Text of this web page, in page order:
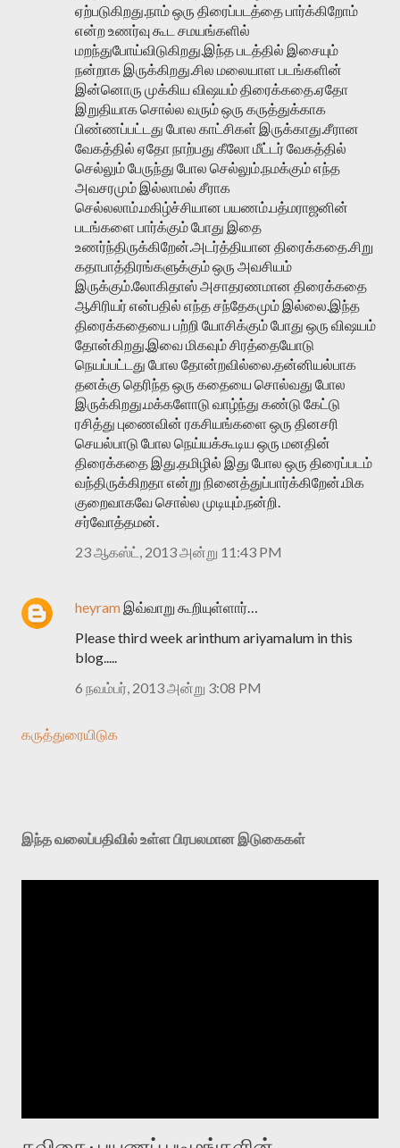
ஏற்படுகிறது.நாம் ஒரு திரைப்படத்தை பார்க்கிறோம்
என்ற உணர்வு கூட சமயங்களில்
மறந்துபோய்விடுகிறது.இந்த படத்தில் இசையும்
நன்றாக இருக்கிறது.சில மலையாள படங்களின்
இன்னொரு முக்கிய விஷயம் திரைக்கதை.ஏதோ
இறுதியாக சொல்ல வரும் ஒரு கருத்துக்காக
பிண்ணப்பட்டது போல காட்சிகள் இருக்காது.சீரான
வேகத்தில் ஏதோ நாற்பது கீலோ மீட்டர் வேகத்தில்
செல்லும் பேருந்து போல செல்லும்.நமக்கும் எந்த
அவசரமும் இல்லாமல் சீராக
செல்லலாம்.மகிழ்ச்சியான பயணம்.பத்மராஜனின்
படங்களை பார்க்கும் போது இதை
உணர்ந்திருக்கிறேன்.அடர்த்தியான திரைக்கதை.சிறு
கதாபாத்திரங்களுக்கும் ஒரு அவசியம்
இருக்கும்.லோகிதாஸ் அசாதரணமான திரைக்கதை
ஆசிரியர் என்பதில் எந்த சந்தேகமும் இல்லை.இந்த
திரைக்கதையை பற்றி யோசிக்கும் போது ஒரு விஷயம்
தோன்கிறது.இவை மிகவும் சிரத்தையோடு
நெயப்பட்டது போல தோன்றவில்லை.தன்னியல்பாக
தனக்கு தெரிந்த ஒரு கதையை சொல்வது போல
இருக்கிறது.மக்களோடு வாழ்ந்து கண்டு கேட்டு
ரசித்து புணைவின் ரகசியங்களை ஒரு தினசரி
செயல்பாடு போல நெய்யக்கூடிய ஒரு மனதின்
திரைக்கதை இது.தமிழில் இது போல ஒரு திரைப்படம்
வந்திருக்கிறதா என்று நினைத்துப்பார்க்கிறேன்.மிக
குறைவாகவே சொல்ல முடியும்.நன்றி.
சர்வோத்தமன்.
23 ஆகஸ்ட், 2013 அன்று 11:43 PM
heyram இவ்வாறு கூறியுள்ளார்…
Please third week arinthum ariyamalum in this
blog.....
6 நவம்பர், 2013 அன்று 3:08 PM
கருத்துரையிடுக
இந்த வலைப்பதிவில் உள்ள பிரபலமான இடுகைகள்